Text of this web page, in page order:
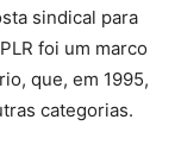
sindical para
foi um marco
que, em 1995,
categorias.